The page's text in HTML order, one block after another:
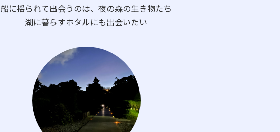
船に揺られて出会うのは、夜の森の生き物たち
湖に暮らすホタルにも出会いたい